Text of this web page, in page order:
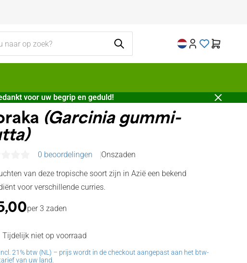
voor uw begrip en geduld!
(Garcinia gummi-
0 beoordelingen Onszaden
van deze tropische soort zijn in Azië een bekend
voor verschillende curries.
per 3 zaden
Tijdelijk niet op voorraad
21% btw (NL) – prijs wordt in de checkout aangepast aan het btw-
van uw land.